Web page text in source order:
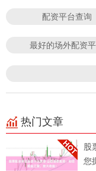
配资平台查询
最好的场外配资
热门文章
股
您